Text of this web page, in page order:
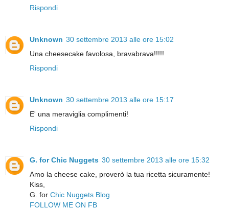
Rispondi
Unknown 30 settembre 2013 alle ore 15:02
Una cheesecake favolosa, bravabrava!!!!!
Rispondi
Unknown 30 settembre 2013 alle ore 15:17
E' una meraviglia complimenti!
Rispondi
G. for Chic Nuggets 30 settembre 2013 alle ore 15:32
Amo la cheese cake, proverò la tua ricetta sicuramente!
Kiss,
G. for Chic Nuggets Blog
FOLLOW ME ON FB